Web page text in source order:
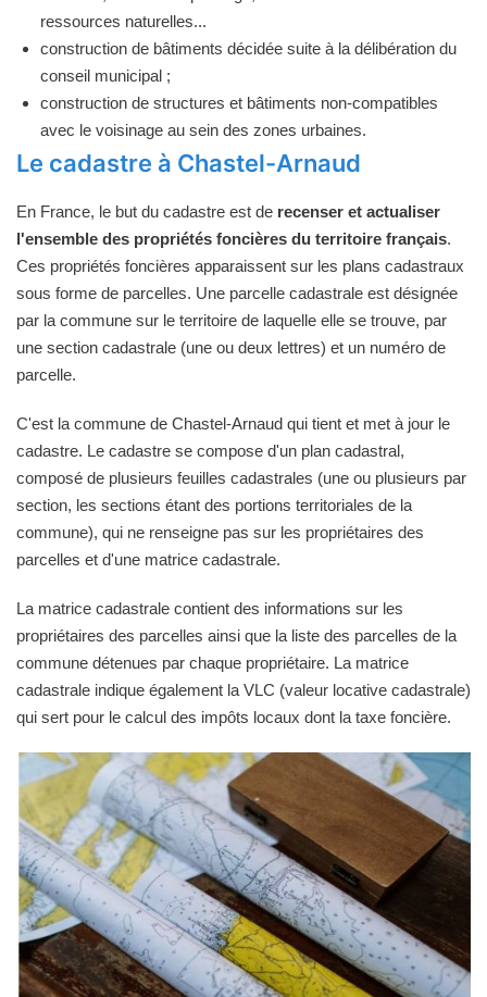
ressources naturelles...
construction de bâtiments décidée suite à la délibération du
conseil municipal ;
construction de structures et bâtiments non-compatibles
avec le voisinage au sein des zones urbaines.
Le cadastre à Chastel-Arnaud
En France, le but du cadastre est de recenser et actualiser
l'ensemble des propriétés foncières du territoire français.
Ces propriétés foncières apparaissent sur les plans cadastraux
sous forme de parcelles. Une parcelle cadastrale est désignée
par la commune sur le territoire de laquelle elle se trouve, par
une section cadastrale (une ou deux lettres) et un numéro de
parcelle.
C'est la commune de Chastel-Arnaud qui tient et met à jour le
cadastre. Le cadastre se compose d'un plan cadastral,
composé de plusieurs feuilles cadastrales (une ou plusieurs par
section, les sections étant des portions territoriales de la
commune), qui ne renseigne pas sur les propriétaires des
parcelles et d'une matrice cadastrale.
La matrice cadastrale contient des informations sur les
propriétaires des parcelles ainsi que la liste des parcelles de la
commune détenues par chaque propriétaire. La matrice
cadastrale indique également la VLC (valeur locative cadastrale)
qui sert pour le calcul des impôts locaux dont la taxe foncière.